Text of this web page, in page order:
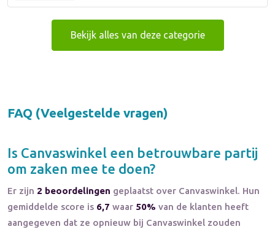
Bekijk alles van deze categorie
FAQ (Veelgestelde vragen)
Is Canvaswinkel een betrouwbare partij
om zaken mee te doen?
Er zijn 2 beoordelingen geplaatst over Canvaswinkel. Hun
gemiddelde score is 6,7 waar 50% van de klanten heeft
aangegeven dat ze opnieuw bij Canvaswinkel zouden